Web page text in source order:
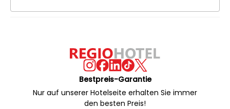
Bestpreis-Garantie
Nur auf unserer Hotelseite erhalten Sie immer
den besten Preis!